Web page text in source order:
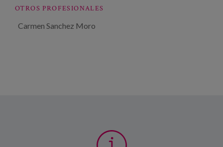
OTROS PROFESIONALES
Carmen Sanchez Moro